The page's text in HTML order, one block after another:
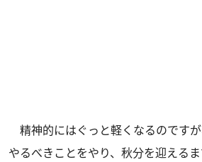
精神的にはぐっと軽くなるのです
やるべきことをやり、秋分を迎える